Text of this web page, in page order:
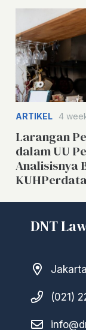
ARTIKEL 4
Larangan
dalam UU
Analisisnya
KUHPerdata
DNT
(021)